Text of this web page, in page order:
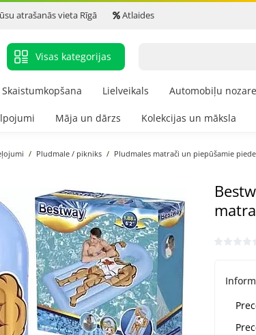
atrašanās vieta Rīgā Atlaides
Visas kategorijas
Skaistumkopšana Lielveikals Automobiļu nozare
Māja un dārzs Kolekcijas un māksla
Pludmale / pikniks Pludmales matrači un piepūšamie